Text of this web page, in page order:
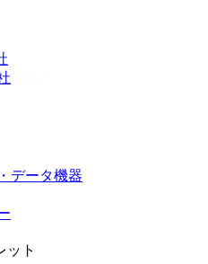
データ機器
ット